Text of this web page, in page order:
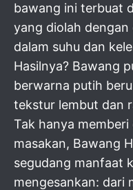
bawang ini terbuat
yang diolah
dalam suhu dan
Hasilnya? Bawang
berwarna putih
tekstur lembut dan
Tak hanya
masakan, Bawang
segudang manfaat
mengesankan: dari